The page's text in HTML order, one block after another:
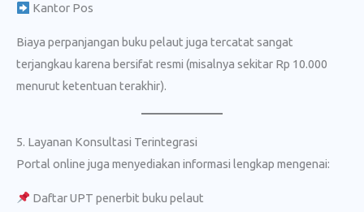
Kantor Pos
Biaya perpanjangan buku pelaut juga tercatat sangat
terjangkau karena bersifat resmi (misalnya sekitar Rp 10.000
menurut ketentuan terakhir).
5. Layanan Konsultasi Terintegrasi
Portal online juga menyediakan informasi lengkap mengenai:
Daftar UPT penerbit buku pelaut